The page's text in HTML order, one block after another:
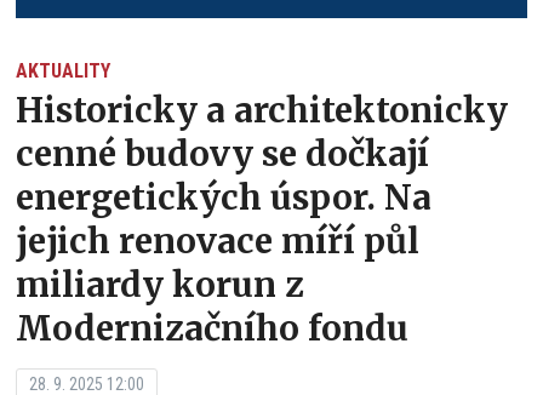
AKTUALITY
Historicky a architektonicky
cenné budovy se dočkají
energetických úspor. Na
jejich renovace míří půl
miliardy korun z
Modernizačního fondu
28. 9. 2025 12:00